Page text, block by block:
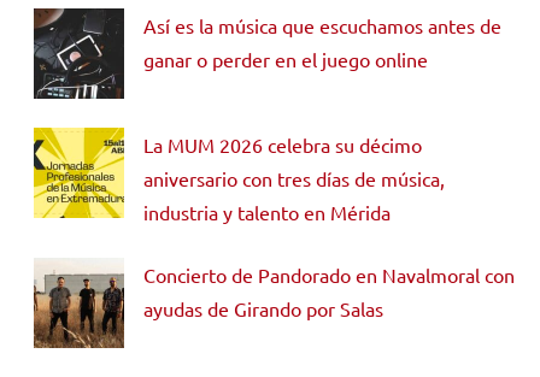
Así es la música que escuchamos antes de
ganar o perder en el juego online
La MUM 2026 celebra su décimo
aniversario con tres días de música,
industria y talento en Mérida
Concierto de Pandorado en Navalmoral con
ayudas de Girando por Salas